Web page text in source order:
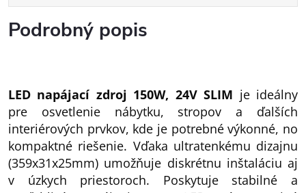
Podrobný popis
LED napájací zdroj 150W, 24V SLIM je ideálny
pre osvetlenie nábytku, stropov a ďalších
interiérových prvkov, kde je potrebné výkonné, no
kompaktné riešenie. Vďaka ultratenkému dizajnu
(359x31x25mm) umožňuje diskrétnu inštaláciu aj
v úzkych priestoroch. Poskytuje stabilné a